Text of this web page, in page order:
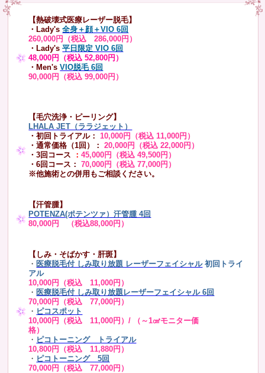
【熱破壊式医療レーザー脱毛】
・Lady's 全身＋顔＋VIO 6回
260,000円（税込 286,000円）
・Lady's平日限定 VIO 6回
48,000円（税込 52,800円）
・Men's VIO脱毛 6回
90,000円（税込 99,000円）
【毛穴洗浄・ピーリング】
LHALA JET（ララジェット）
・初回トライアル： 10,000円（税込 11,000円）
・通常価格（1回）：
20,000円（税込 22,000円）
・3回コース ：45,000円（税込 49,500円）
・6回コース：
70,000円（税込 77,000円）
※他施術との併用もご相談ください。
【汗管腫】
POTENZA(ポテンツァ）汗管腫 4回
80,000円 （税込88,000円）
【しみ・そばかす・肝斑】
・ 医療脱毛付 しみ取り放題 レーザーフェイシャル 初回トライ
アル
10,000円（税込 11,000円）
・ 医療脱毛付 しみ取り放題レーザーフェイシャル 6回
70,000円（税込 77,000円）
・ ピコスポット
10,000円（税込 11,000円）/ （～1㎠モニター価
格）
・ ピコトーニング トライアル
10,800円（税込 11,880円）
・ ピコトーニング 5回
70,000円（税込 77,000円）